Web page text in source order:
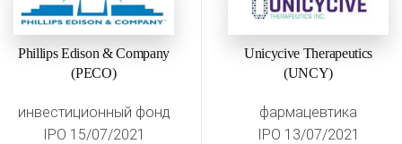
Phillips Edison & Company
(PECO)
инвестиционный фонд
IPO 15/07/2021
Unicycive Therapeutics
(UNCY)
фармацевтика
IPO 13/07/2021